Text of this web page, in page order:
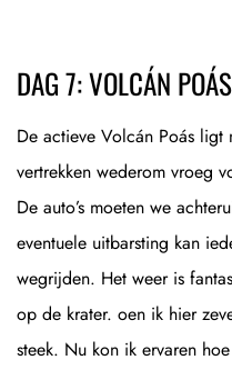
DAG 7: VOLCÁN
De actieve Volcán Poás
vertrekken wederom vroeg
De auto’s moeten we
eventuele uitbarsting kan
wegrijden. Het weer is
op de krater. oen ik hier
steek. Nu kon ik ervaren